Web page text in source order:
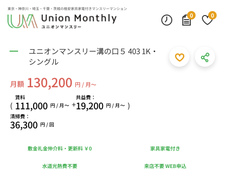
東京・神奈川・埼玉・千葉・茨城の格安家具家電付きマンスリーマンション
0
0
ユニオンマンスリー溝の口５ 403 1K・
シングル
月額 130,200 円 / 月〜
(
賃料
111,000 円 / 月〜 +
共益費：
19,200 円 / 月〜 )
清掃費：
36,300 円 / 回
敷金礼金仲介料・更新料 ￥0 家具家電付き
水道光熱費不要 来店不要 WEB申込